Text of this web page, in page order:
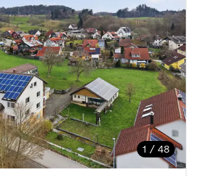
1 / 48